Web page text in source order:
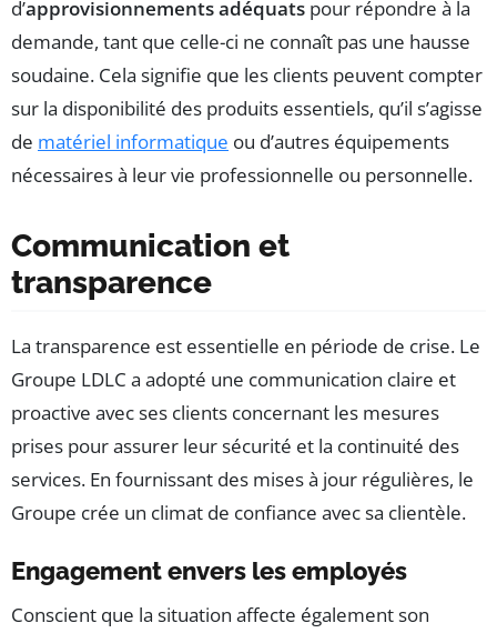
d’approvisionnements adéquats pour répondre à la
demande, tant que celle-ci ne connaît pas une hausse
soudaine. Cela signifie que les clients peuvent compter
sur la disponibilité des produits essentiels, qu’il s’agisse
de matériel informatique ou d’autres équipements
nécessaires à leur vie professionnelle ou personnelle.
Communication et
transparence
La transparence est essentielle en période de crise. Le
Groupe LDLC a adopté une communication claire et
proactive avec ses clients concernant les mesures
prises pour assurer leur sécurité et la continuité des
services. En fournissant des mises à jour régulières, le
Groupe crée un climat de confiance avec sa clientèle.
Engagement envers les employés
Conscient que la situation affecte également son